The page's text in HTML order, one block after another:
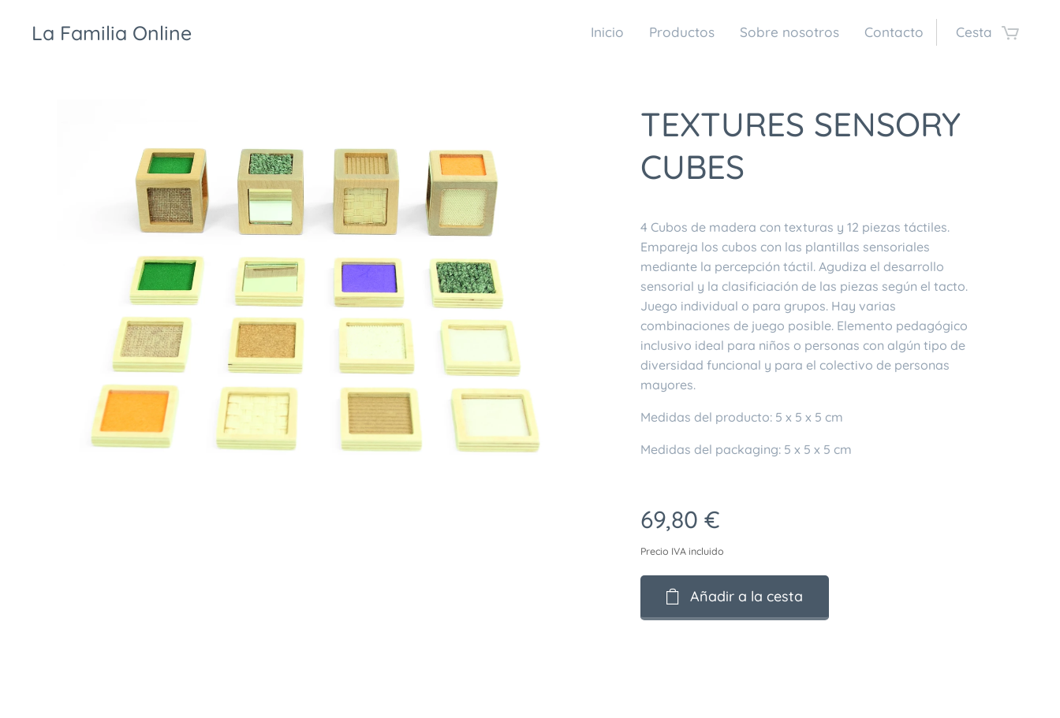
La Familia Online Inicio Productos Sobre nosotros Contacto Cesta
TEXTURES SENSORY
CUBES
4 Cubos de madera con texturas y 12 piezas táctiles.
Empareja los cubos con las plantillas sensoriales
mediante la percepción táctil. Agudiza el desarrollo
sensorial y la clasificiación de las piezas según el tacto.
Juego individual o para grupos. Hay varias
combinaciones de juego posible. Elemento pedagógico
inclusivo ideal para niños o personas con algún tipo de
diversidad funcional y para el colectivo de personas
mayores.
Medidas del producto: 5 x 5 x 5 cm
Medidas del packaging: 5 x 5 x 5 cm
69,80 €
Precio IVA incluido
Añadir a la cesta